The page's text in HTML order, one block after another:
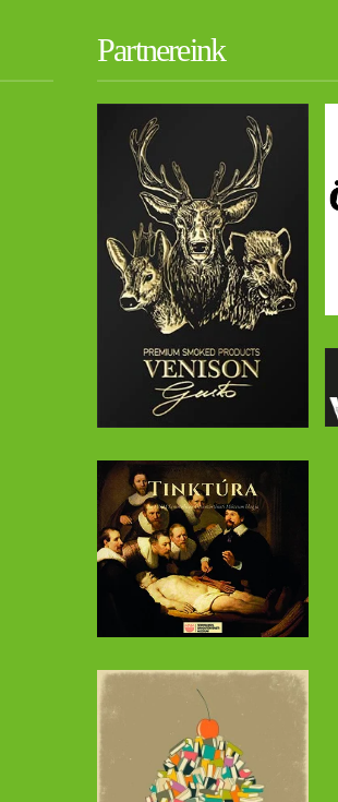
Partnereink